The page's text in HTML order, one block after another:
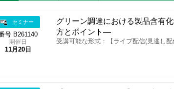
セミナー
号 B261140
開催日
11月20日
グリーン調達における製品含有
方とポイント―
受講可能な形式：【ライブ配信(見逃し